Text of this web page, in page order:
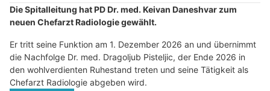
Die Spitalleitung hat PD Dr. med. Keivan Daneshvar zum
neuen Chefarzt Radiologie gewählt.
Er tritt seine Funktion am 1. Dezember 2026 an und übernimmt
die Nachfolge Dr. med. Dragoljub Pisteljic, der Ende 2026 in
den wohlverdienten Ruhestand treten und seine Tätigkeit als
Chefarzt Radiologie abgeben wird.